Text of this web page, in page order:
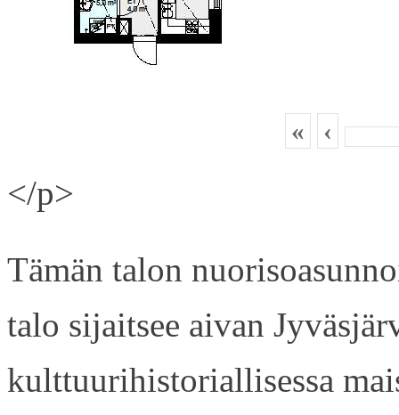
« ‹
</p>
Tämän talon
talo sijaitsee aivan
kulttuurihistoriallisessa